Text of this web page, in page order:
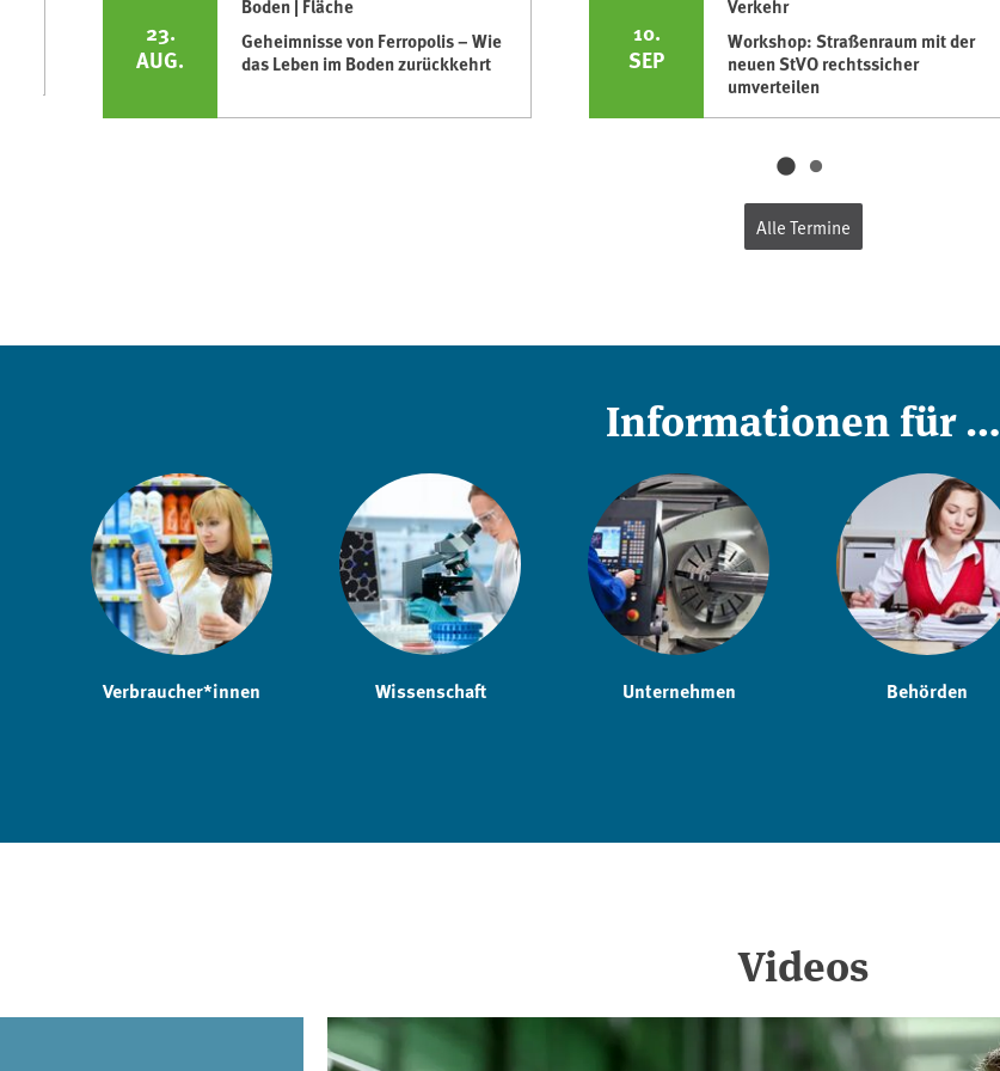
23.
AUG.
Boden | Fläche
Geheimnisse von Ferropolis – Wie
das Leben im Boden zurückkehrt
10.
SEP
Verkehr
Workshop: Straßenraum mit der
neuen StVO rechtssicher
umverteilen
Alle Termine
Informationen für …
Verbraucher*innen Wissenschaft Unternehmen Behörden
Videos